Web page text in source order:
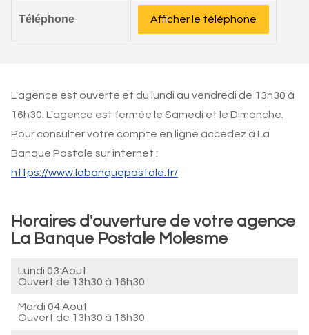
Téléphone Afficher le téléphone
L'agence est ouverte et du lundi au vendredi de 13h30 à
16h30. L'agence est fermée le Samedi et le Dimanche.
Pour consulter votre compte en ligne accédez à La
Banque Postale sur internet :
https://www.labanquepostale.fr/
Horaires d'ouverture de votre agence
La Banque Postale Molesme
Lundi 03 Aout
Ouvert de 13h30 à 16h30
Mardi 04 Aout
Ouvert de 13h30 à 16h30